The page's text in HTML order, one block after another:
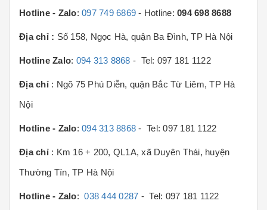
Hotline - Zalo: 097 749 6869- Hotline: 094 698 8688
Địa chỉ : Số 158, Ngọc Hà, quận Ba Đình, TP Hà Nội
Hotline Zalo: 094 313 8868 - Tel: 097 181 1122
Địa chỉ : Ngõ 75 Phú Diễn, quận Bắc Từ Liêm, TP Hà
Nội
Hotline - Zalo: 094 313 8868- Tel: 097 181 1122
Địa chỉ : Km 16 + 200, QL1A, xã Duyên Thái, huyện
Thường Tín, TP Hà Nội
Hotline - Zalo:038 444 0287 - Tel: 097 181 1122